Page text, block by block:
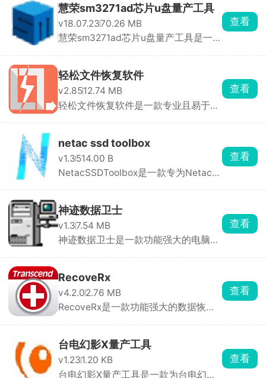
慧荣sm3271ad芯片u盘量产工具
v18.07.2370.26 MB
慧荣sm3271ad芯片u盘量产工具是一款
查看
轻松文件恢复软件
v2.8512.74 MB
轻松文件恢复软件是一款专业且易于使
查看
netac ssd toolbox
v1.3514.00 B
NetacSSDToolbox是一款专为Netac固
查看
神迹数据卫士
v1.37.54 MB
神迹数据卫士是一款功能强大的电脑安
查看
RecoveRx
v4.2.02.76 MB
RecoveRx是一款功能强大的数据恢复
查看
台电幻影X量产工具
v1.231.20 KB
台电幻影X量产工具是一款为台电幻影X
查看